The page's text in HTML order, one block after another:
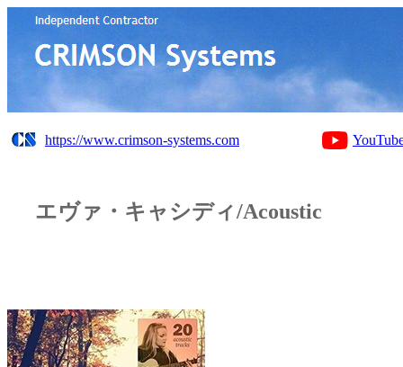
https://www.crimson-systems.com
エヴァ・キャシディ/Acoustic